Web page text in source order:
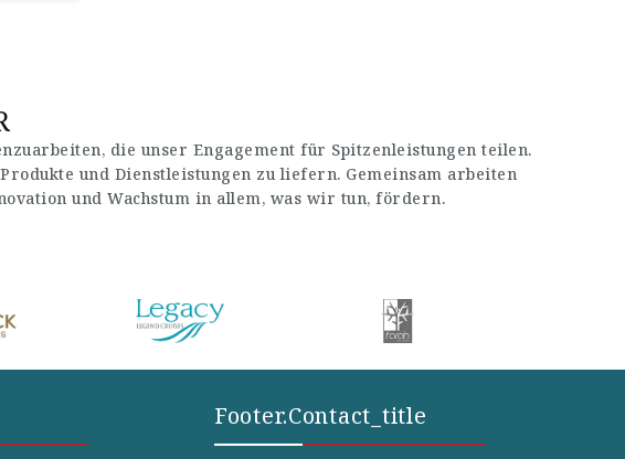
die unser Engagement für Spitzenleistungen teilen.
und Dienstleistungen zu liefern. Gemeinsam arbeiten
und Wachstum in allem, was wir tun, fördern.
Footer.contact_title